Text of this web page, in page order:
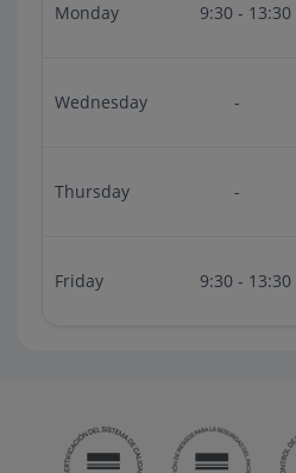
Monday 9:30 - 13:30
Wednesday -
Thursday -
Friday 9:30 - 13:30